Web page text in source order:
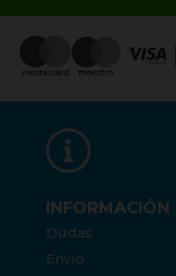
INFORMACIÓN
Dudas
Envío